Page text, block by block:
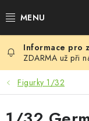
na
BLOG
SUMMER DAYS
WARHAMMER
ZDARMA už při
Figurky 1/32